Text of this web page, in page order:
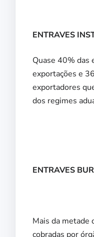
ENTRAVES
Quase 40% das
exportações e
exportadores
dos regimes
ENTRAVES
Mais da metade
cobradas por